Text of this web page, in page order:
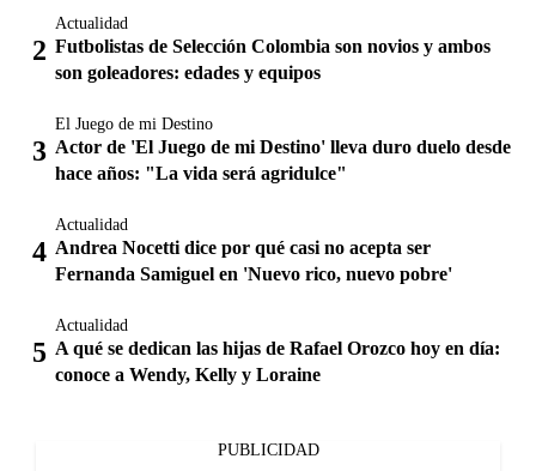
Actualidad
Futbolistas de Selección Colombia son novios y ambos
son goleadores: edades y equipos
El Juego de mi Destino
Actor de 'El Juego de mi Destino' lleva duro duelo desde
hace años: "La vida será agridulce"
Actualidad
Andrea Nocetti dice por qué casi no acepta ser
Fernanda Samiguel en 'Nuevo rico, nuevo pobre'
Actualidad
A qué se dedican las hijas de Rafael Orozco hoy en día:
conoce a Wendy, Kelly y Loraine
PUBLICIDAD